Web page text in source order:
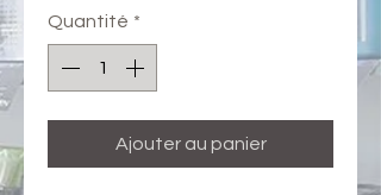
Quantité *
Ajouter au panier